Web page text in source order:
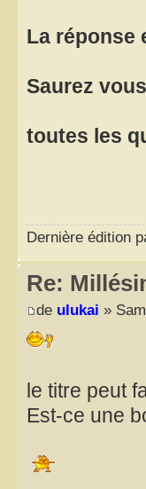
La réponse
Saurez
toutes les
Dernière édition
Re:
de ulukai »
le titre peut
Est-ce une